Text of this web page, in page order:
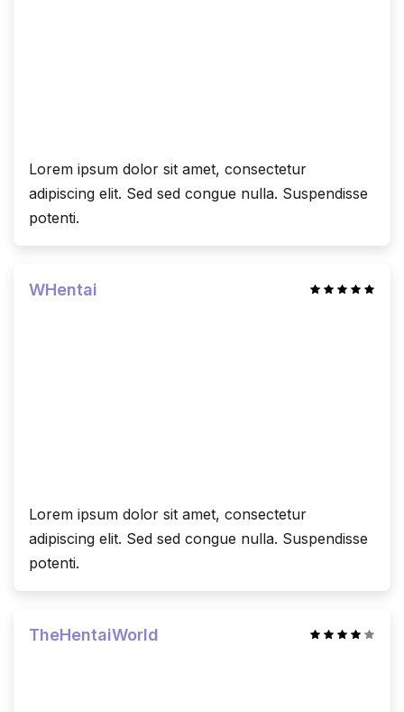
Lorem ipsum dolor sit amet, consectetur
adipiscing elit. Sed sed congue nulla. Suspendisse
potenti.
WHentai
Lorem ipsum dolor sit amet, consectetur
adipiscing elit. Sed sed congue nulla. Suspendisse
potenti.
TheHentaiWorld